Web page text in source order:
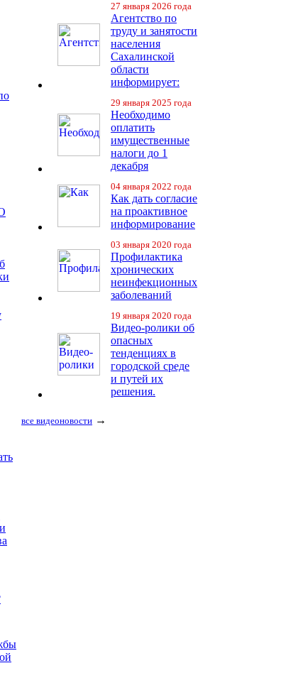
27 января 2026 года
Агентство по
труду и занятости
населения
Сахалинской
области
информирует:
29 января 2025 года
Необходимо
оплатить
имущественные
налоги до 1
декабря
04 января 2022 года
Как дать согласие
на проактивное
информирование
03 января 2020 года
Профилактика
хронических
неинфекционных
заболеваний
19 января 2020 года
Видео-ролики об
опасных
тенденциях в
городской среде
и путей их
решения.
все видеоновости →